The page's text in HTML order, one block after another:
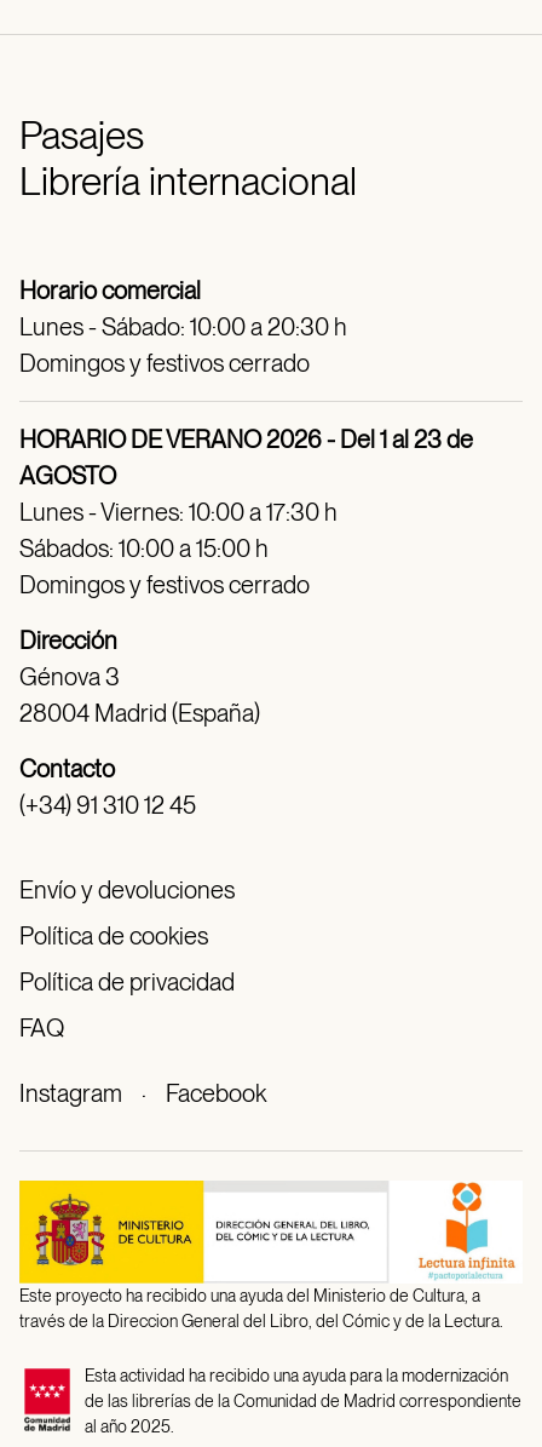
Pasajes
Librería internacional
Horario comercial
Lunes - Sábado: 10:00 a 20:30 h
Domingos y festivos cerrado
HORARIO DE VERANO 2026 - Del 1 al 23 de
AGOSTO
Lunes - Viernes: 10:00 a 17:30 h
Sábados: 10:00 a 15:00 h
Domingos y festivos cerrado
Dirección
Génova 3
28004 Madrid (España)
Contacto
(+34) 91 310 12 45
Envío y devoluciones
Política de cookies
Política de privacidad
FAQ
Instagram · Facebook
Este proyecto ha recibido una ayuda del Ministerio de Cultura, a
través de la Direccion General del Libro, del Cómic y de la Lectura.
Esta actividad ha recibido una ayuda para la modernización
de las librerías de la Comunidad de Madrid correspondiente
al año 2025.